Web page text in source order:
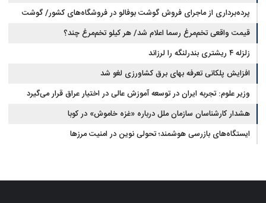
پرده‌برداری از ماجرای فروش گوشت بوفالو در فروشگاه‌های کشور/ گوشت
بوفالو از کجا وارد می‌شود؟/ هر کیلو بوفالو با چه قیمتی به فروش می‌رود؟
قیمت واقعی تخم‌مرغ رسما اعلام شد/ هر کیلو تخم‌مرغ چند؟
زلزله ۴ ریشتری بندرلنگه را لرزاند
افزایش پلکانی تعرفه بهای برق کشاورزی لغو شد
وزیر علوم: تجربه ایران در توسعه آموزش عالی در اختیار عراق قرار می‌گیرد
هشدار کارشناسان سازمان ملل درباره «غزه‌ خاموش» در کوبا
ایستگاه‌های بازرسی هوشمند؛ تحولی نوین در امنیت مرزها